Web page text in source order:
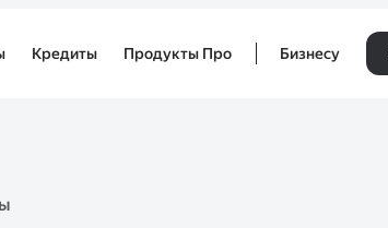
Кредиты Продукты Про Бизнесу